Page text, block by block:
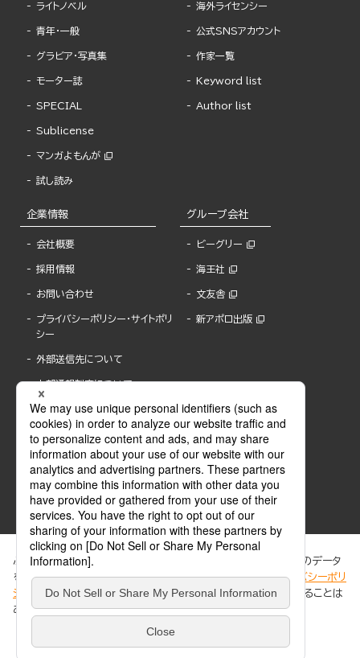
ライトノベル
青年・一般
グラビア・写真集
モーター誌
SPECIAL
Sublicense
マンガよもんが
試し読み
海外ライセンシー
公式SNSアカウント
作家一覧
Keyword list
Author list
企業情報
会社概要
採用情報
お問い合わせ
プライバシーポリシー・サイトポリ
シー
外部送信先について
内部通報制度について
グループ会社
ビーグリー
海王社
文友舎
新アポロ出版
ABJマークは、この電子書店・電子書籍配信サービスが、著作権者からコンテンツ使用許諾を
得た正規版配信サービスであることを示す登録商標(登録番号 第6091713号)です。
ABJマークの詳細、ABJマークを掲示しているサービスの一覧はこちら。
ぶんか社が運営するサイトでは、利便性向上のためにCookie等のデータ
を使用しています。 当社のCookieについての詳細は、「プライバシーポリ
シー
」をご覧ください。当サイトでは、訪問者の個人情報を追跡することは
ありません。